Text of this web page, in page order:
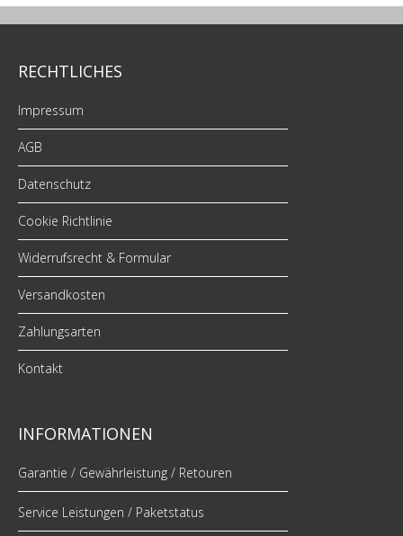
RECHTLICHES
Impressum
AGB
Datenschutz
Cookie Richtlinie
Widerrufsrecht & Formular
Versandkosten
Zahlungsarten
Kontakt
INFORMATIONEN
Garantie / Gewährleistung / Retouren
Service Leistungen / Paketstatus